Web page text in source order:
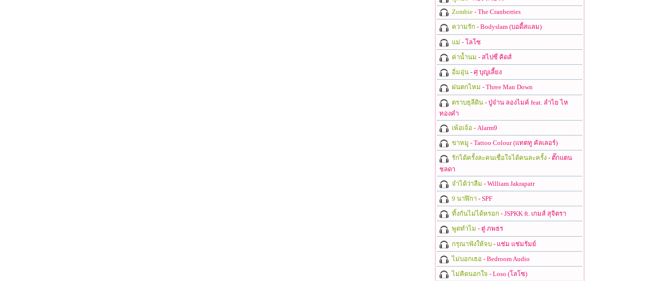
Zombie- The Cranberries
ความรัก - Bodyslam (บอดี้สแลม)
แม่ - โลโซ
ค่าน้ำนม - สไปซี่ คิดส์
อิ่มอุ่น- ศุ บุญเลี้ยง
ฝนตกไหม - Three Man Down
ตราบธุลีดิน- ปู่จ๋าน ลองไมค์ feat. ลำไย ไห
ทองคำ
เพ้อเจ้อ - Alarm9
ขาหมู - Tattoo Colour (แทตทู คัลเลอร์)
รักได้ครั้งละคนเชื่อใจได้คนละครั้ง- ตั๊กแตน
ชลดา
จำได้ว่าลืม - William Jakrapatr
9 นาฬิกา - SPF
ทิ้งกันไม่ได้หรอก - JSPKK ft. เกมส์ สุจิตรา
พูดทำไม - ตู่ ภพธร
กรุณาฟังให้จบ- แช่ม แช่มรัมย์
ไม่บอกเธอ - Bedroom Audio
ไม่คิดนอกใจ - Loso (โลโซ)